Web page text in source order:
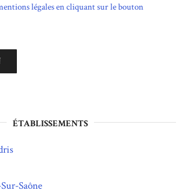
légales en cliquant sur le bouton
ÉTABLISSEMENTS
Saône